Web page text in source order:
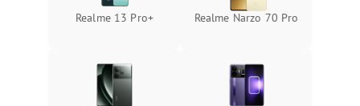
Realme 13 Pro+ Realme Narzo 70 Pro